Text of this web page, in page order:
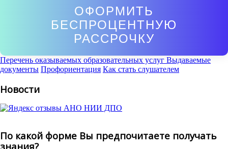
ОФОРМИТЬ
БЕСПРОЦЕНТНУЮ
РАССРОЧКУ
Перечень оказываемых образовательных услуг Выдаваемые
документы Профориентация Как стать слушателем
Новости
По какой форме Вы предпочитаете получать
знания?